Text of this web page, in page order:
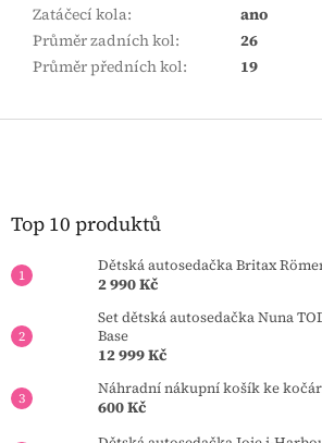
Zatáčecí kola:
ano
Průměr zadních kol:
26
Průměr předních kol: 19
Z
Top 10 produktů
Dětská autosedačka Britax
2 990 Kč
Set dětská autosedačka Nuna
Base
12 999 Kč
Náhradní nákupní košík ke
600 Kč